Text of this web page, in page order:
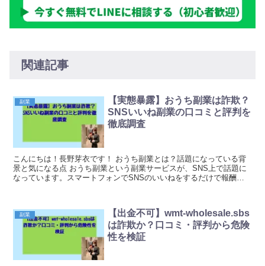
関連記事
副業
【実態暴露】おうち副業は詐欺？
SNSいいね副業の口コミと評判を
徹底調査
こんにちは！長野芽衣です！ おうち副業とは？話題になっている背
景と気になる点 おうち副業という副業サービスが、SNS上で話題に
なっています。スマートフォンでSNSのいいねをするだけで報酬が
副業
【出金不可】wmt-wholesale.sbs
は詐欺か？口コミ・評判から危険
性を検証